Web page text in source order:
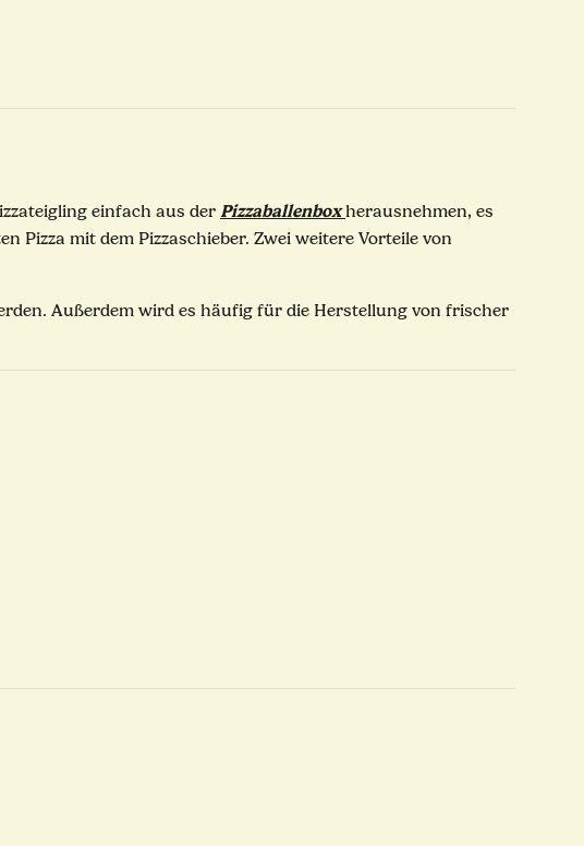
einfach aus der Pizzaballenboxherausnehmen, es
Pizza mit dem Pizzaschieber. Zwei weitere Vorteile von
Außerdem wird es häufig für die Herstellung von frischer